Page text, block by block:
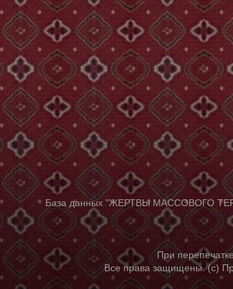
База данных "ЖЕРТВЫ МАССОВОГО
При
Все права защищены. (с)